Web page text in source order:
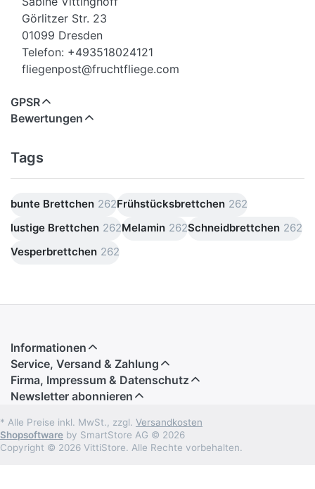
Görlitzer Str. 23
01099 Dresden
Telefon: +493518024121
fliegenpost@fruchtfliege.com
GPSR
Bewertungen
Tags
bunte Brettchen 262Frühstücksbrettchen 262
lustige Brettchen 262Melamin 262Schneidbrettchen 262
Vesperbrettchen 262
Informationen
Service, Versand & Zahlung
Firma, Impressum & Datenschutz
Newsletter abonnieren
* Alle Preise inkl. MwSt., zzgl. Versandkosten
Shopsoftware by SmartStore AG © 2026
Copyright © 2026 VittiStore. Alle Rechte vorbehalten.